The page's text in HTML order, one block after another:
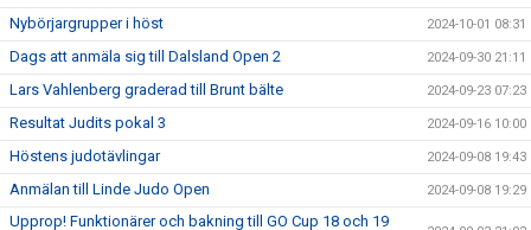
Nybörjargrupper i höst 2024-10-01 08:31
Dags att anmäla sig till Dalsland Open 2 2024-09-30 21:11
Lars Vahlenberg graderad till Brunt bälte 2024-09-23 07:23
Resultat Judits pokal 3 2024-09-16 10:00
Höstens judotävlingar 2024-09-08 19:43
Anmälan till Linde Judo Open 2024-09-08 19:29
Upprop! Funktionärer och bakning till GO Cup 18 och 19